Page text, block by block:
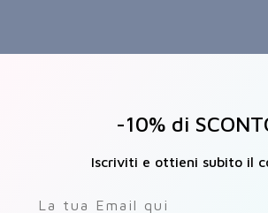
-10% di
Iscriviti e ottieni subito il